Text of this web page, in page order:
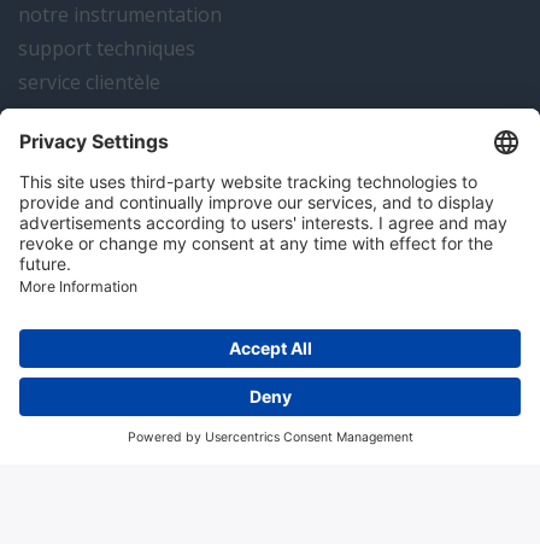
notre instrumentation
support techniques
service clientèle
actualités
contact
Algemene voorwaarden Disclaimer
Colofon
Copyright; 2026 Hitma B.V.. Tous droits réservés.